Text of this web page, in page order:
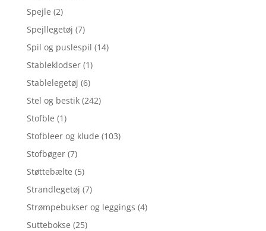
Spejle (2)
Spejllegetøj (7)
Spil og puslespil (14)
Stableklodser (1)
Stablelegetøj (6)
Stel og bestik (242)
Stofble (1)
Stofbleer og klude (103)
Stofbøger (7)
Støttebælte (5)
Strandlegetøj (7)
Strømpebukser og leggings (4)
Suttebokse (25)